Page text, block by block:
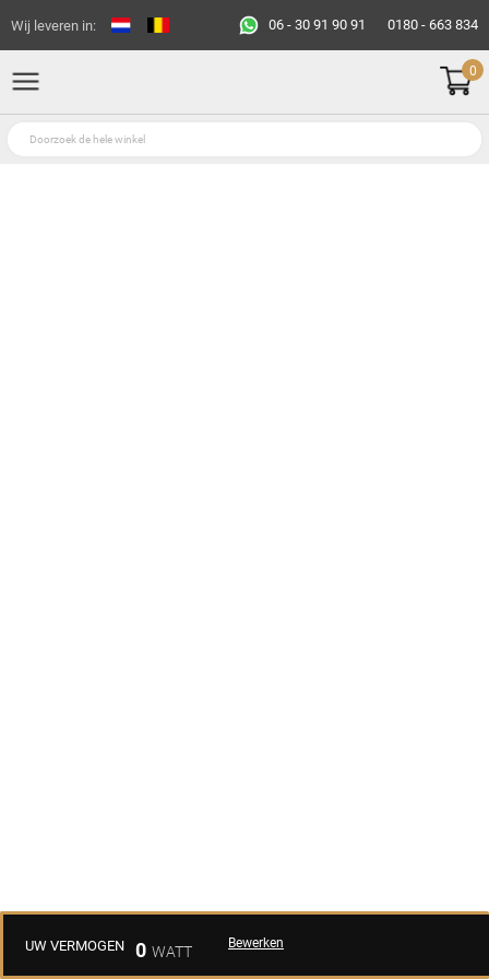
Wij leveren in: 06 - 30 91 90 91 0180 - 663 834
0
UW VERMOGEN 0 Bewerken